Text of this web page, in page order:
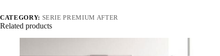
CATEGORY: SERIE PREMIUM AFTER
Related products